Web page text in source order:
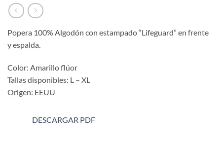
Popera 100% Algodón con estampado “Lifeguard” en frente
y espalda.
Color: Amarillo flúor
Tallas disponibles: L – XL
Origen: EEUU
DESCARGAR PDF